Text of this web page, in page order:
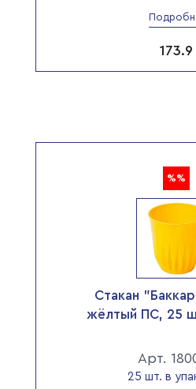
173.9
%%
Стакан
жёлтый ПС, 25
Арт.
25 шт. в